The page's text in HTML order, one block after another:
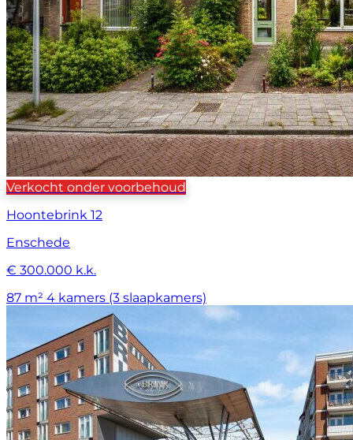
Verkocht onder voorbehoud
Hoontebrink 12
Enschede
€ 300.000 k.k.
87 m² 4 kamers (3 slaapkamers)